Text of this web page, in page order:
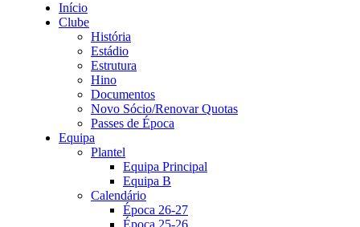
Início
Clube
História
Estádio
Estrutura
Hino
Documentos
Novo Sócio/Renovar Quotas
Passes de Época
Equipa
Plantel
Equipa Principal
Equipa B
Calendário
Época 26-27
Época 25-26